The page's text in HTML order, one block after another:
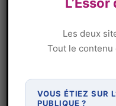
technologie «
comporte ses
ses acteurs mal-
pour maintenir la
Les deux
Tout le contenu
VOUS ÉTIEZ SUR
PUBLIQUE ?